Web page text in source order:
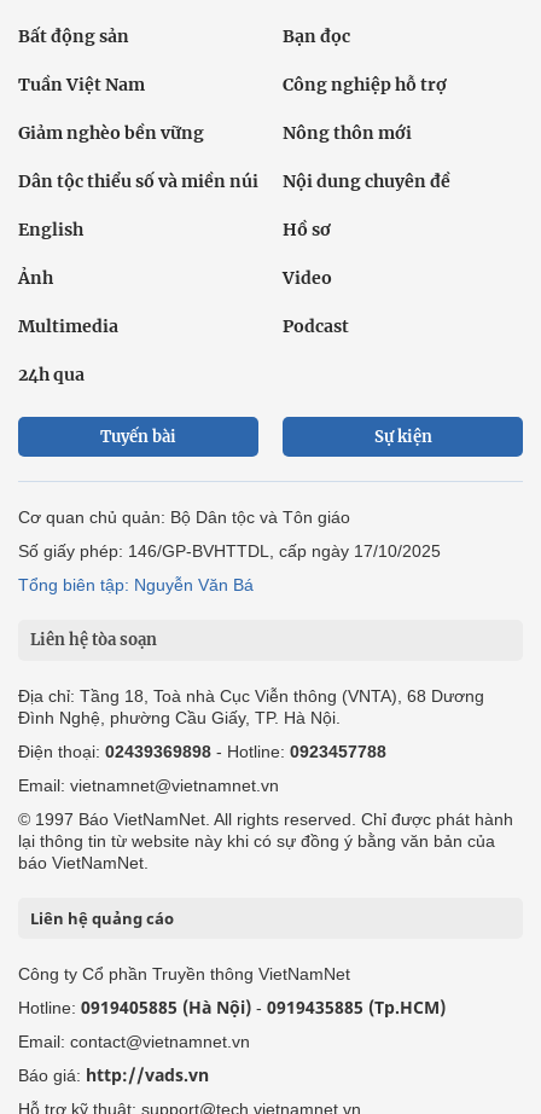
Bất động sản Bạn đọc
Tuần Việt Nam Công nghiệp hỗ trợ
Giảm nghèo bền vững Nông thôn mới
Dân tộc thiểu số và miền núi Nội dung chuyên đề
English Hồ sơ
Ảnh Video
Multimedia Podcast
24h qua
Tuyến bài Sự kiện
Cơ quan chủ quản: Bộ Dân tộc và Tôn giáo
Số giấy phép: 146/GP-BVHTTDL, cấp ngày 17/10/2025
Tổng biên tập: Nguyễn Văn Bá
Liên hệ tòa soạn
Địa chỉ: Tầng 18, Toà nhà Cục Viễn thông (VNTA), 68 Dương
Đình Nghệ, phường Cầu Giấy, TP. Hà Nội.
Điện thoại: 02439369898 - Hotline: 0923457788
Email: vietnamnet@vietnamnet.vn
© 1997 Báo VietNamNet. All rights reserved. Chỉ được phát hành
lại thông tin từ website này khi có sự đồng ý bằng văn bản của
báo VietNamNet.
Liên hệ quảng cáo
Công ty Cổ phần Truyền thông VietNamNet
Hotline: 0919405885 (Hà Nội) - 0919435885 (Tp.HCM)
Email: contact@vietnamnet.vn
Báo giá: http://vads.vn
Hỗ trợ kỹ thuật: support@tech.vietnamnet.vn